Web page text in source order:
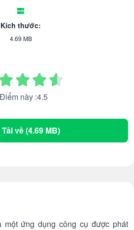
Kích thước:
4.69 MB
Điểm này :4.5
Tải về (4.69 MB)
ứng dụng công cụ được phát